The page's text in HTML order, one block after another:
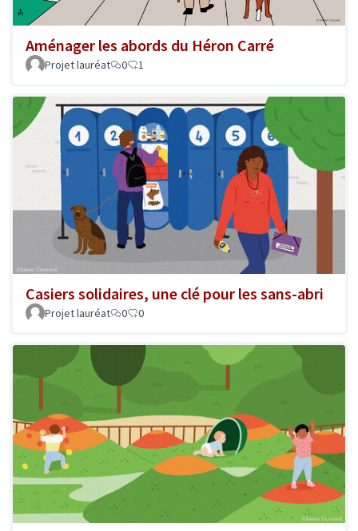
Aménager les abords du Héron Carré
Projet lauréat 0 1
Casiers solidaires, une clé pour les sans-abri
Projet lauréat 0 0